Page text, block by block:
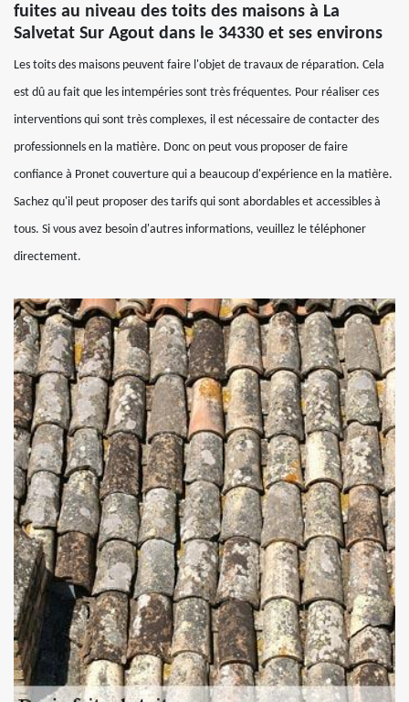
fuites au niveau des toits des maisons à La
Salvetat Sur Agout dans le 34330 et ses environs
Les toits des maisons peuvent faire l'objet de travaux de réparation. Cela
est dû au fait que les intempéries sont très fréquentes. Pour réaliser ces
interventions qui sont très complexes, il est nécessaire de contacter des
professionnels en la matière. Donc on peut vous proposer de faire
confiance à Pronet couverture qui a beaucoup d'expérience en la matière.
Sachez qu'il peut proposer des tarifs qui sont abordables et accessibles à
tous. Si vous avez besoin d'autres informations, veuillez le téléphoner
directement.